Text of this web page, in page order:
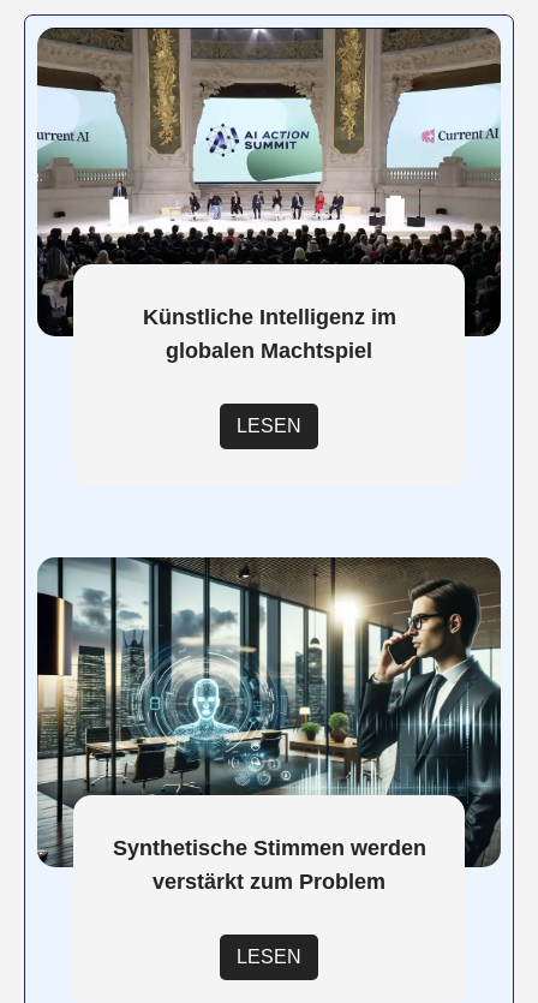
Künstliche Intelligenz im
globalen Machtspiel
LESEN
Synthetische Stimmen werden
verstärkt zum Problem
LESEN